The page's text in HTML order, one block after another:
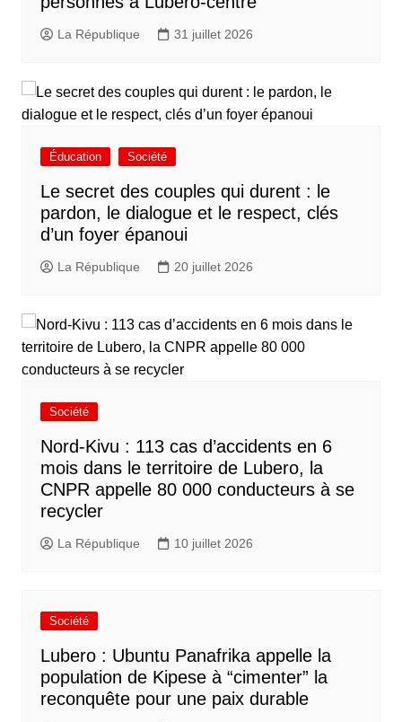
La République 31 juillet 2026
Éducation Société
Le secret des couples qui durent : le
pardon, le dialogue et le respect, clés
d’un foyer épanoui
La République 20 juillet 2026
Société
Nord-Kivu : 113 cas d’accidents en 6
mois dans le territoire de Lubero, la
CNPR appelle 80 000 conducteurs à se
recycler
La République 10 juillet 2026
Société
Lubero : Ubuntu Panafrika appelle la
population de Kipese à “cimenter” la
reconquête pour une paix durable